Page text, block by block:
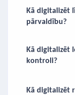
Kā digitalizēt
pārvaldību?
Kā digitalizēt
kontroli?
Kā digitalizēt